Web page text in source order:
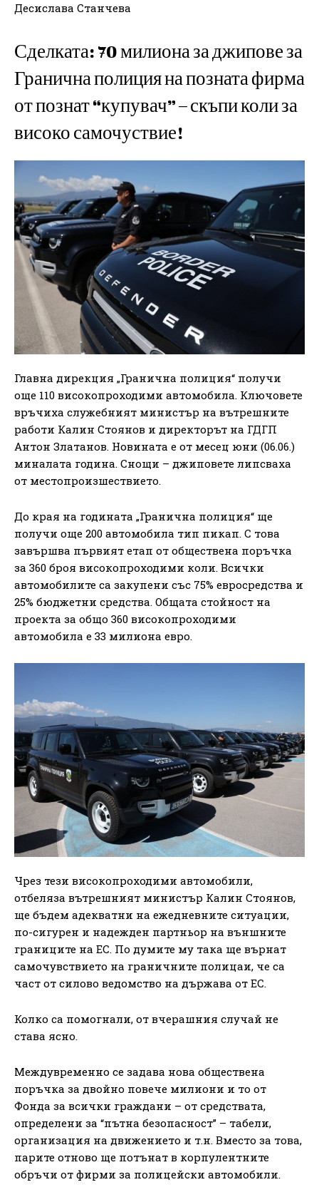
Десислава Станчева
Сделката: 70 милиона за джипове за
Гранична полиция на позната фирма
от познат “купувач” – скъпи коли за
високо самочуствие!
Главна дирекция „Гранична полиция“ получи
още 110 високопроходими автомобила. Ключовете
връчиха служебният министър на вътрешните
работи Калин Стоянов и директорът на ГДГП
Антон Златанов. Новината е от месец юни (06.06.)
миналата година. Снощи – джиповете липсваха
от местопроизшествието.
До края на годината „Гранична полиция“ ще
получи още 200 автомобила тип пикап. С това
завършва първият етап от обществена поръчка
за 360 броя високопроходими коли. Всички
автомобилите са закупени със 75% евросредства и
25% бюджетни средства. Общата стойност на
проекта за общо 360 високопроходими
автомобила е 33 милиона евро.
Чрез тези високопроходими автомобили,
отбеляза вътрешният министър Калин Стоянов,
ще бъдем адекватни на ежедневните ситуации,
по-сигурен и надежден партньор на външните
границите на ЕС. По думите му така ще върнат
самочувствието на граничните полицаи, че са
част от силово ведомство на държава от ЕС.
Колко са помогнали, от вчерашния случай не
става ясно.
Междувременно се задава нова обществена
поръчка за двойно повече милиони и то от
Фонда за всички граждани – от средствата,
определени за “пътна безопасност” – табели,
организация на движението и т.н. Вместо за това,
парите отново ще потънат в корпулентните
обръчи от фирми за полицейски автомобили.